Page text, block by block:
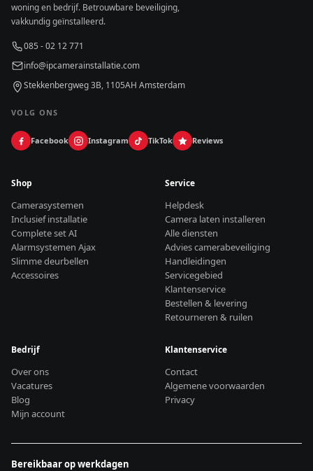
woning en bedrijf. Betrouwbare beveiliging,
vakkundig geïnstalleerd.
085 - 02 12 771
info@ipcamerainstallatie.com
Stekkenbergweg 3B, 1105AH Amsterdam
VOLG ONS
Facebook Instagram TikTok Reviews
Shop
Camerasystemen
Inclusief installatie
Complete set AI
Alarmsystemen Ajax
Slimme deurbellen
Accessoires
Service
Helpdesk
Camera laten installeren
Alle diensten
Advies camerabeveiliging
Handleidingen
Servicegebied
Klantenservice
Bestellen & levering
Retourneren & ruilen
Bedrijf
Over ons
Vacatures
Blog
Mijn account
Klantenservice
Contact
Algemene voorwaarden
Privacy
Bereikbaar op werkdagen